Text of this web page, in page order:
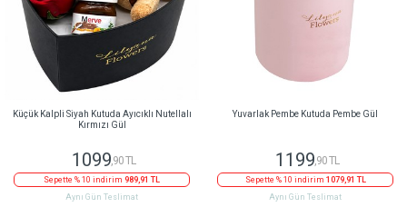
Küçük Kalpli Siyah Kutuda Ayıcıklı Nutellalı
Kırmızı Gül
1099 ,90 TL
Sepette % 10 indirim 989,91 TL
Aynı Gün Teslimat
Yuvarlak Pembe Kutuda Pembe Gül
1199 ,90 TL
Sepette % 10 indirim 1079,91 TL
Aynı Gün Teslimat